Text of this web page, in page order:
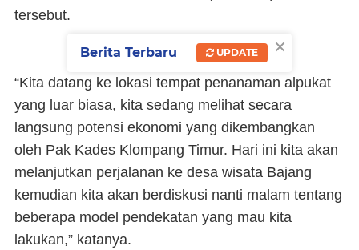
tersebut.
“Kita datang ke lokasi tempat penanaman alpukat
yang luar biasa, kita sedang melihat secara
langsung potensi ekonomi yang dikembangkan
oleh Pak Kades Klompang Timur. Hari ini kita akan
melanjutkan perjalanan ke desa wisata Bajang
kemudian kita akan berdiskusi nanti malam tentang
beberapa model pendekatan yang mau kita
lakukan,” katanya.
×
Berita Terbaru UPDATE